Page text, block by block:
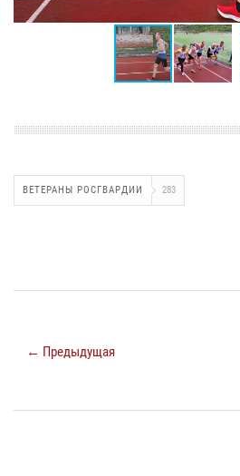
ВЕТЕРАНЫ РОСГВАРДИИ 283
← Предыдущая